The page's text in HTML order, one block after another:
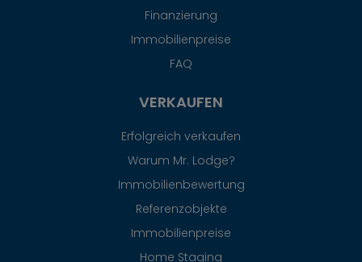
Finanzierung
Immobilienpreise
FAQ
VERKAUFEN
Erfolgreich verkaufen
Warum Mr. Lodge?
Immobilienbewertung
Referenzobjekte
Immobilienpreise
Home Staging